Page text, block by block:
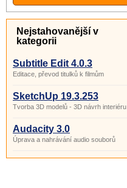
Nejstahovanější v
kategorii
Subtitle Edit 4.0.3
Editace, převod titulků k filmům
SketchUp 19.3.253
Tvorba 3D modelů - 3D návrh interiéru
Audacity 3.0
Úprava a nahrávání audio souborů